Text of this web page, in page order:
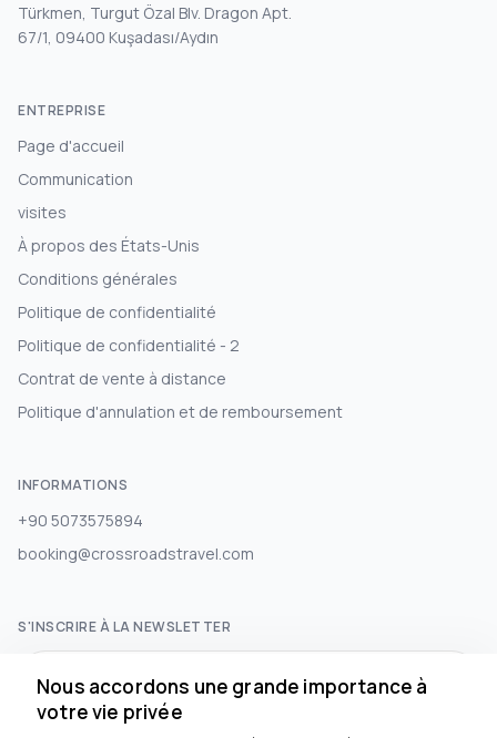
Türkmen, Turgut Özal Blv. Dragon Apt.
67/1, 09400 Kuşadası/Aydın
ENTREPRISE
Page d'accueil
Communication
visites
À propos des États-Unis
Conditions générales
Politique de confidentialité
Politique de confidentialité - 2
Contrat de vente à distance
Politique d'annulation et de remboursement
INFORMATIONS
+90 5073575894
booking@crossroadstravel.com
S'INSCRIRE À LA NEWSLETTER
S'abonner
Nous accordons une grande importance à
votre vie privée